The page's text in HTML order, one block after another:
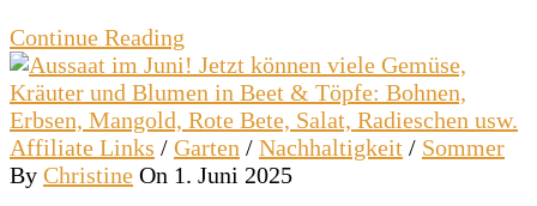
Continue Reading
Affiliate Links / Garten / Nachhaltigkeit / Sommer
By Christine On 1. Juni 2025